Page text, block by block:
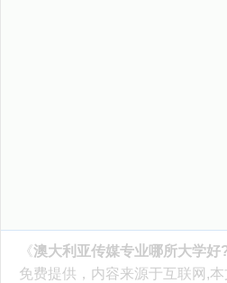
《澳大利亚传媒专业哪所大学好
免费提供，内容来源于互联网,本